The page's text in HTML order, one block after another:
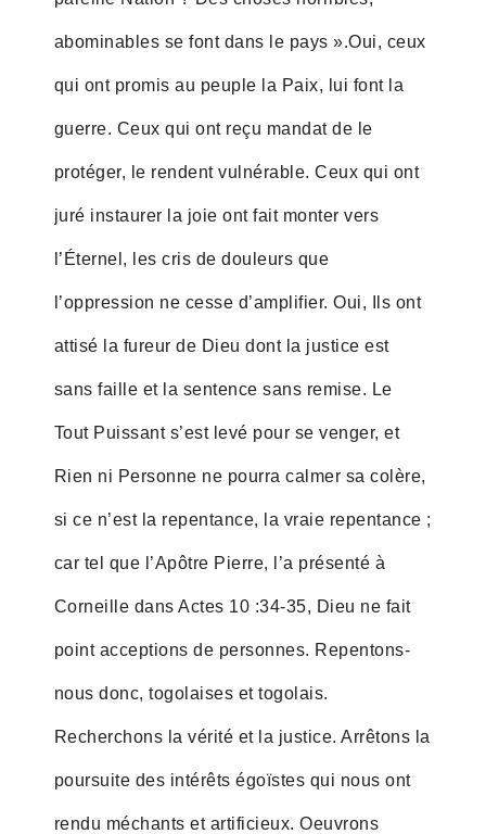
abominables se font dans le pays ».Oui, ceux
qui ont promis au peuple la Paix, lui font la
guerre. Ceux qui ont reçu mandat de le
protéger, le rendent vulnérable. Ceux qui ont
juré instaurer la joie ont fait monter vers
l’Éternel, les cris de douleurs que
l’oppression ne cesse d’amplifier. Oui, Ils ont
attisé la fureur de Dieu dont la justice est
sans faille et la sentence sans remise. Le
Tout Puissant s’est levé pour se venger, et
Rien ni Personne ne pourra calmer sa colère,
si ce n’est la repentance, la vraie repentance ;
car tel que l’Apôtre Pierre, l’a présenté à
Corneille dans Actes 10 :34-35, Dieu ne fait
point acceptions de personnes. Repentons-
nous donc, togolaises et togolais.
Recherchons la vérité et la justice. Arrêtons la
poursuite des intérêts égoïstes qui nous ont
rendu méchants et artificieux. Oeuvrons